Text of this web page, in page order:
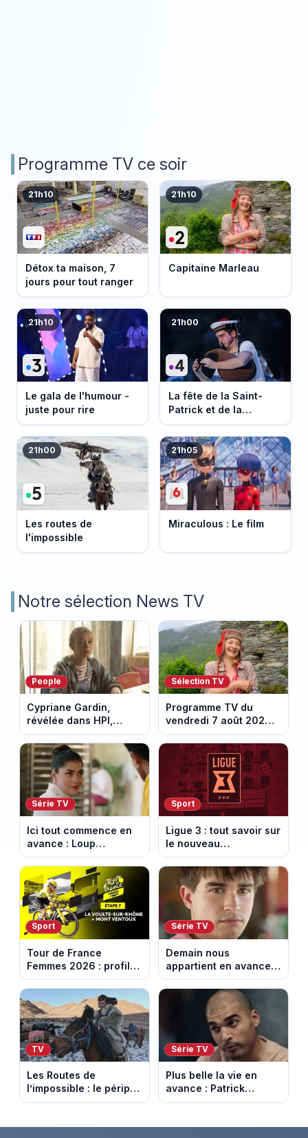
Programme TV ce soir
21h10
Détox ta maison, 7
jours pour tout ranger
21h10
Capitaine Marleau
21h10
Le gala de l'humour -
juste pour rire
21h00
La fête de la Saint-
Patrick et de la
Bretagne
21h00
Les routes de
l'impossible
21h05
Miraculous : Le film
Notre sélection News TV
People
Cypriane Gardin,
révélée dans HPI,
lance une cagnotte
après des difficultés
financières
Sélection TV
Programme TV du
vendredi 7 août 2026 :
notre sélection pour
votre soirée télé
Série TV
Ici tout commence en
avance : Loup
découvre la trahison
de Bianca. Episode du
10 août 2026 (spoiler)
Sport
Ligue 3 : tout savoir sur
le nouveau
championnat qui
succède au National
Sport
Tour de France
Femmes 2026 : profil
et horaires de la 7e
étape entre La Voulte-
sur-Rhône et le Mont
Ventoux
Série TV
Demain nous
appartient en avance:
Samuel perd le
contrôle. Episode du 10
août 2026.
TV
Les Routes de
l’impossible : le périple
glacial d’une famille
Série TV
Plus belle la vie en
avance : Patrick
Nebout est-il mort ?
2026 (spoiler)